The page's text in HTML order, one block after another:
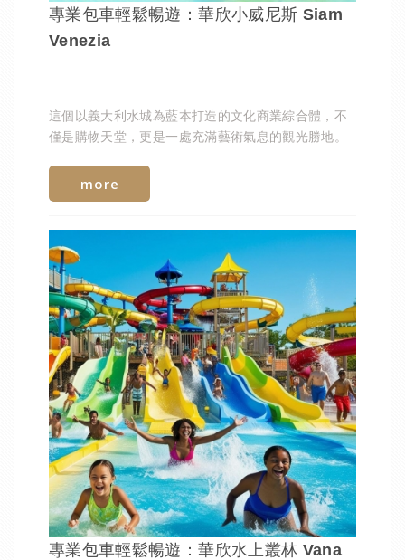
專業包車輕鬆暢遊：華欣小威尼斯 Siam
Venezia
這個以義大利水城為藍本打造的文化商業綜合體，不
僅是購物天堂，更是一處充滿藝術氣息的觀光勝地。
more
專業包車輕鬆暢遊：華欣水上叢林 Vana